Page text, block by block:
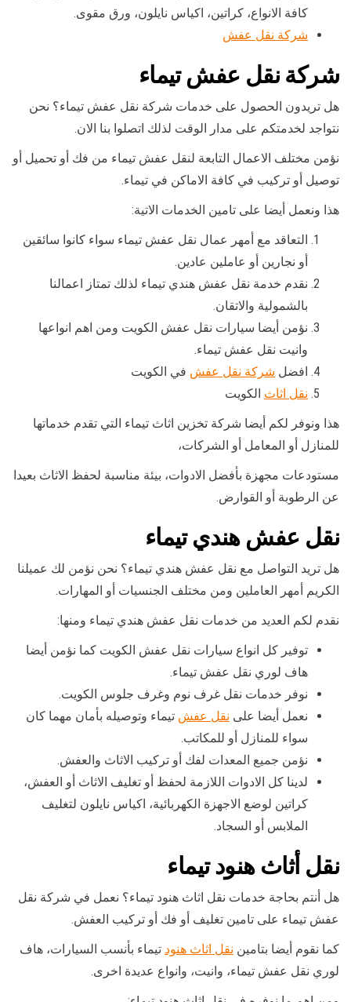
كافة الانواع، كراتين، اكياس نايلون، ورق مقوى.
شركة نقل عفش
شركة نقل عفش تيماء
هل تريدون الحصول على خدمات شركة نقل عفش تيماء؟ نحن
نتواجد لخدمتكم على مدار الوقت لذلك اتصلوا بنا الان.
نؤمن مختلف الاعمال التابعة لنقل عفش تيماء من فك أو تحميل أو
توصيل أو تركيب في كافة الاماكن في تيماء.
هذا ونعمل أيضا على تامين الخدمات الاتية:
التعاقد مع أمهر عمال نقل عفش تيماء سواء كانوا سائقين
أو نجارين أو عاملين عادين.
نقدم خدمة نقل عفش هندي تيماء لذلك تمتاز اعمالنا
بالشمولية والاتقان.
نؤمن أيضا سيارات نقل عفش الكويت ومن اهم انواعها
وانيت نقل عفش تيماء.
افضل شركة نقل عفش في الكويت
نقل اثاث الكويت
هذا ونوفر لكم أيضا شركة تخزين اثاث تيماء التي تقدم خدماتها
للمنازل أو المعامل أو الشركات،
مستودعات مجهزة بأفضل الادوات، بيئة مناسبة لحفظ الاثاث بعيدا
عن الرطوبة أو القوارض.
نقل عفش هندي تيماء
هل تريد التواصل مع نقل عفش هندي تيماء؟ نحن نؤمن لك عميلنا
الكريم أمهر العاملين ومن مختلف الجنسيات أو المهارات.
نقدم لكم العديد من خدمات نقل عفش هندي تيماء ومنها:
توفير كل انواع سيارات نقل عفش الكويت كما نؤمن أيضا
هاف لوري نقل عفش تيماء.
نوفر خدمات نقل غرف نوم وغرف جلوس الكويت.
نعمل أيضا على نقل عفش تيماء وتوصيله بأمان مهما كان
سواء للمنازل أو للمكاتب.
نؤمن جميع المعدات لفك أو تركيب الاثاث والعفش.
لدينا كل الادوات اللازمة لحفظ أو تغليف الاثاث أو العفش،
كراتين لوضع الاجهزة الكهربائية، اكياس نايلون لتغليف
الملابس أو السجاد.
نقل أثاث هنود تيماء
هل أنتم بحاجة خدمات نقل اثاث هنود تيماء؟ نعمل في شركة نقل
عفش تيماء على تامين تغليف أو فك أو تركيب العفش.
كما نقوم أيضا بتامين نقل اثاث هنود تيماء بأنسب السيارات، هاف
لوري نقل عفش تيماء، وانيت، وانواع عديدة اخرى.